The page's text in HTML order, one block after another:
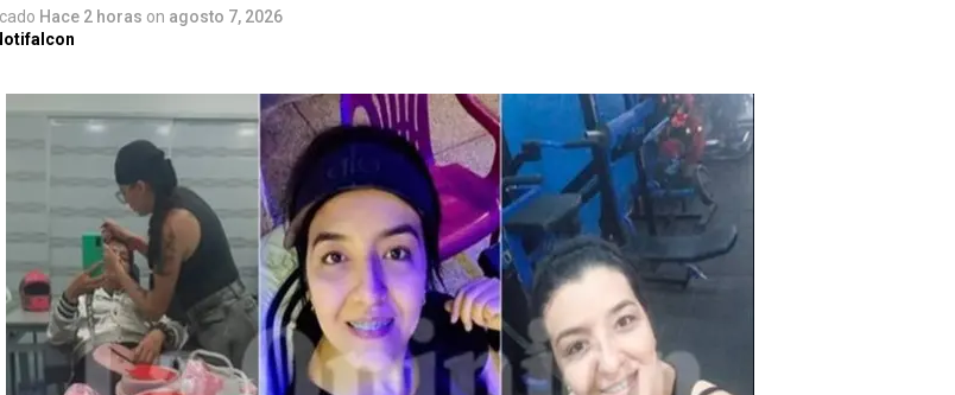
Hace 2 horas on agosto 7, 2026